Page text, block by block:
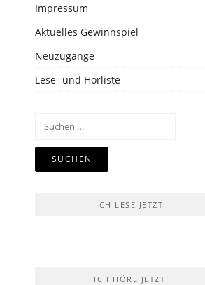
Impressum
Aktuelles Gewinnspiel
Neuzugänge
Lese- und Hörliste
Suchen
ICH LESE JETZT
ICH HÖRE JETZT